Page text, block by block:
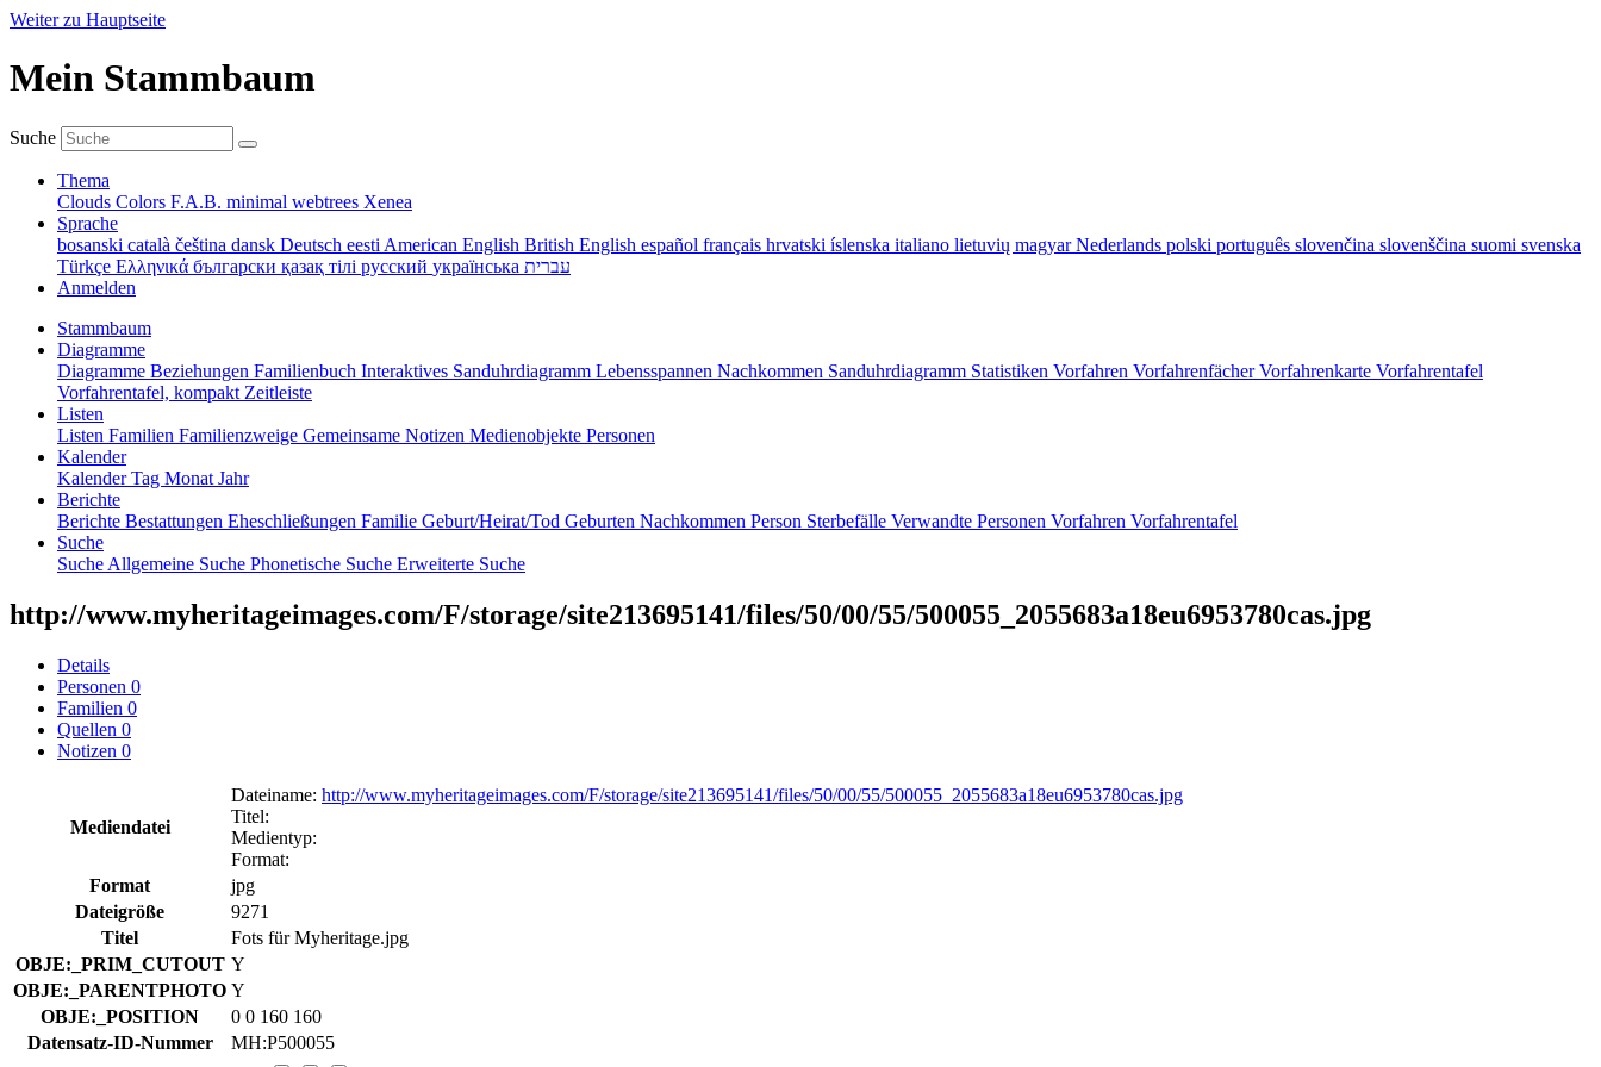
Weiter zu Hauptseite
Mein Stammbaum
Suche
Thema
Clouds Colors F.A.B. minimal webtrees Xenea
Sprache
bosanski català čeština dansk Deutsch eesti American English British English español français hrvatski íslenska italiano lietuvių magyarNederlands polski português slovenčina slovenščina suomi svenska
Türkçe Ελληνικά български қазақ тілі русский українська עברית
Anmelden
Stammbaum
Diagramme
Diagramme Beziehungen Familienbuch Interaktives Sanduhrdiagramm Lebensspannen Nachkommen Sanduhrdiagramm Statistiken Vorfahren VorfahrenfächerVorfahrenkarte Vorfahrentafel
Vorfahrentafel, kompakt Zeitleiste
Listen
Listen Familien Familienzweige Gemeinsame Notizen Medienobjekte Personen
Kalender
KalenderTag Monat Jahr
Berichte
Berichte Bestattungen Eheschließungen Familie Geburt/Heirat/Tod Geburten Nachkommen Person Sterbefälle Verwandte Personen Vorfahren Vorfahrentafel
Suche
Suche Allgemeine Suche Phonetische Suche Erweiterte Suche
http://www.myheritageimages.com/F/storage/site213695141/files/50/00/55/500055_2055683a18eu6953780cas.jpg
Details
Personen 0
Familien 0
Quellen 0
Notizen 0
Mediendatei
Dateiname: http://www.myheritageimages.com/F/storage/site213695141/files/50/00/55/500055_2055683a18eu6953780cas.jpg
Titel:
Medientyp:
Format:
Format
jpg
Dateigröße
9271
Titel
Fots für Myheritage.jpg
OBJE:_PRIM_CUTOUT Y
OBJE:_PARENTPHOTO Y
OBJE:_POSITION
0 0 160 160
Datensatz-ID-Nummer
MH:P500055